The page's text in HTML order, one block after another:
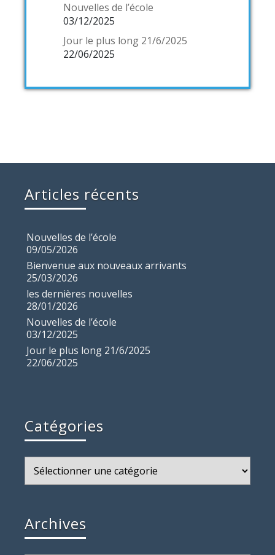
Nouvelles de l’école
03/12/2025
Jour le plus long 21/6/2025
22/06/2025
Articles récents
Nouvelles de l’école
09/05/2026
Bienvenue aux nouveaux arrivants
25/03/2026
les dernières nouvelles
28/01/2026
Nouvelles de l’école
03/12/2025
Jour le plus long 21/6/2025
22/06/2025
Catégories
Archives